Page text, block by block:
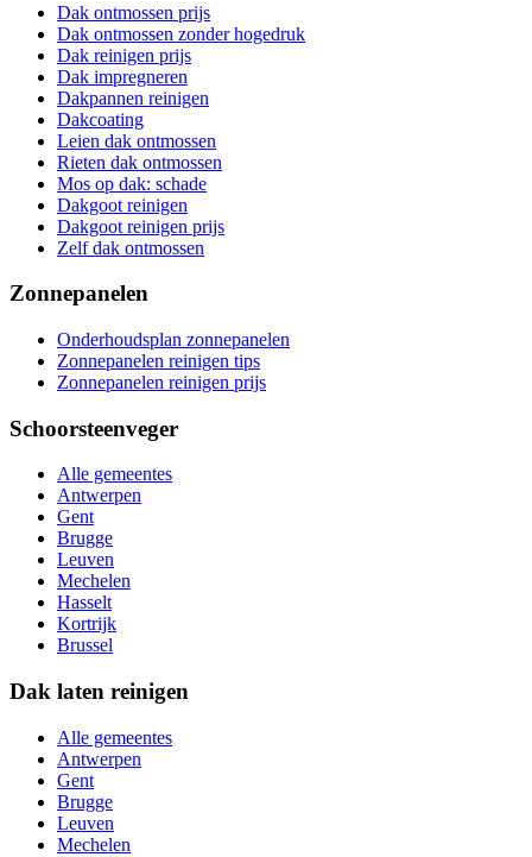
Dak ontmossen prijs
Dak ontmossen zonder hogedruk
Dak reinigen prijs
Dak impregneren
Dakpannen reinigen
Dakcoating
Leien dak ontmossen
Rieten dak ontmossen
Mos op dak: schade
Dakgoot reinigen
Dakgoot reinigen prijs
Zelf dak ontmossen
Zonnepanelen
Onderhoudsplan zonnepanelen
Zonnepanelen reinigen tips
Zonnepanelen reinigen prijs
Schoorsteenveger
Alle gemeentes
Antwerpen
Gent
Brugge
Leuven
Mechelen
Hasselt
Kortrijk
Brussel
Dak laten reinigen
Alle gemeentes
Antwerpen
Gent
Brugge
Leuven
Mechelen